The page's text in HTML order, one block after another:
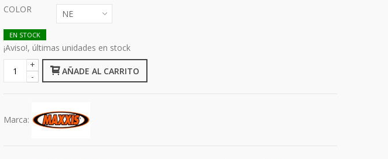
COLOR
NE
EN STOCK
¡Aviso!, últimas unidades en stock
-
+
AÑADE AL CARRITO
Marca: